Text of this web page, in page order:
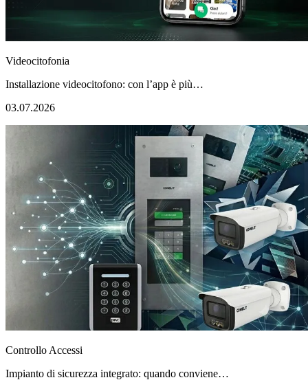
Videocitofonia
Installazione videocitofono: con l’app è più…
03.07.2026
Controllo Accessi
Impianto di sicurezza integrato: quando conviene…